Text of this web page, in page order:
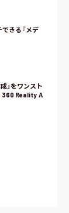
きる『メデ
成」をワンスト
360 Reality A